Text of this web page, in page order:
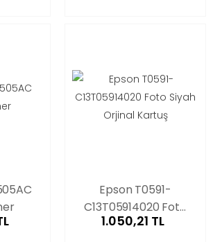
Epson T0591-
C13T05914020 Foto
Siyah Orjinal Kartuş
1.050,21 TL